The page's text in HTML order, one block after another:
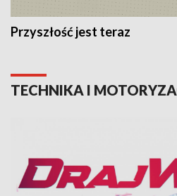
Przyszłość jest teraz
TECHNIKA I